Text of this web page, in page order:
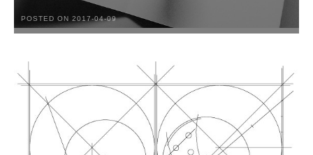
POSTED ON 2017-04-09